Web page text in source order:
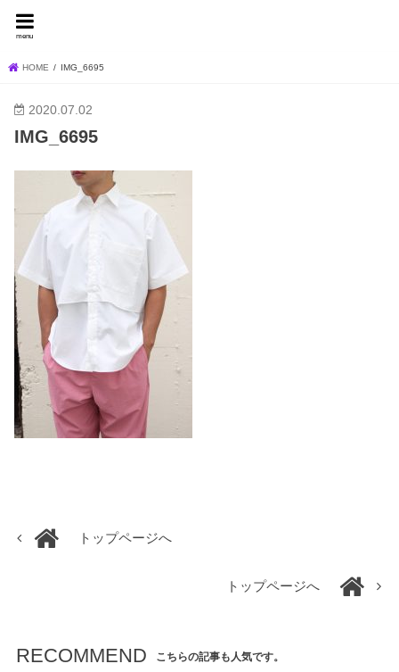
menu
HOME IMG_6695
2020.07.02
IMG_6695
トップページへ
トップページへ
RECOMMEND こちらの記事も人気です。